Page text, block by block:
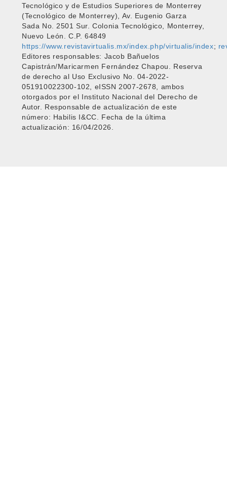
Tecnológico y de Estudios Superiores de Monterrey
(Tecnológico de Monterrey), Av. Eugenio Garza
Sada No. 2501 Sur. Colonia Tecnológico, Monterrey,
Nuevo León. C.P. 64849
https://www.revistavirtualis.mx/index.php/virtualis/index;
Editores responsables: Jacob Bañuelos
Capistrán/Maricarmen Fernández Chapou. Reserva
de derecho al Uso Exclusivo No. 04-2022-
051910022300-102, eISSN 2007-2678, ambos
otorgados por el Instituto Nacional del Derecho de
Autor. Responsable de actualización de este
número: Habilis I&CC. Fecha de la última
actualización: 16/04/2026.